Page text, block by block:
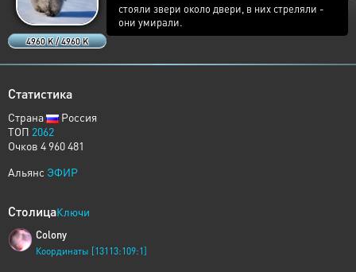
4960 K / 4960 K
стояли звери около двери, в них стреляли -
они умирали.
Статистика
Страна
Россия
ТОП 2062
Очков 4 960 481
Альянс ЭФИР
СтолицаКлючи
Colony
Координаты [13113:109:1]